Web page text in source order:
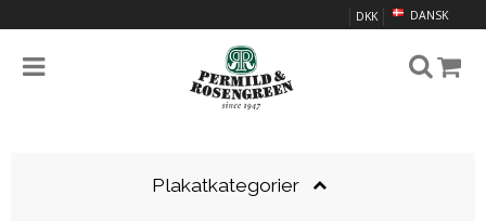
DANSK
DKK
Plakatkategorier